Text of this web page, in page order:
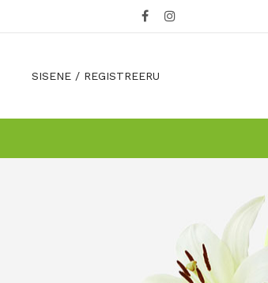
SISENE / REGISTREERU